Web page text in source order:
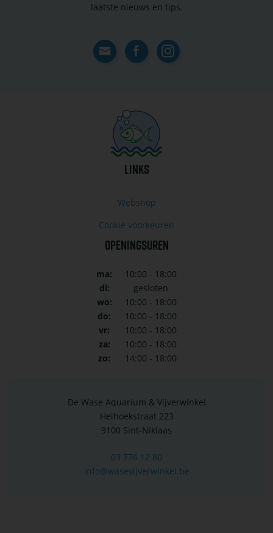
laatste nieuws en tips.
ContactFacebookInstagram
LINKS
Webshop
Cookie voorkeuren
OPENINGSUREN
ma:
10:00 - 18:00
di:
gesloten
wo:
10:00 - 18:00
do:
10:00 - 18:00
vr:
10:00 - 18:00
za:
10:00 - 18:00
zo:
14:00 - 18:00
De Wase Aquarium & Vijverwinkel
Heihoekstraat 223
9100 Sint-Niklaas
03 776 12 80
info@wasevijverwinkel.be